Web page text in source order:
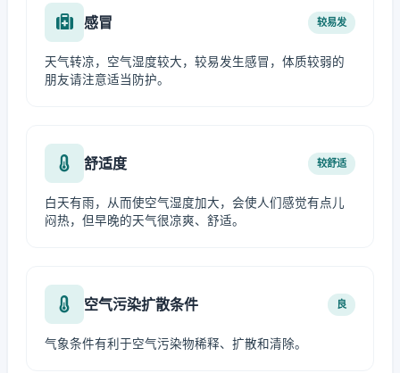
感冒 较易发
天气转凉，空气湿度较大，较易发生感冒，体质较弱的
朋友请注意适当防护。
舒适度 较舒适
白天有雨，从而使空气湿度加大，会使人们感觉有点儿
闷热，但早晚的天气很凉爽、舒适。
空气污染扩散条件 良
气象条件有利于空气污染物稀释、扩散和清除。